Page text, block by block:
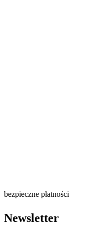
bezpieczne płatności
Newsletter